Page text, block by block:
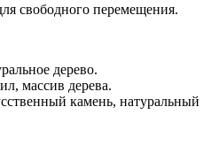
свободного перемещения.
дерево.
массив дерева.
камень, натуральный